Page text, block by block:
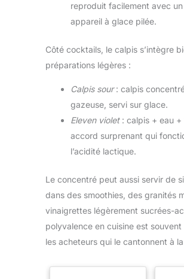
reproduit facilement avec
appareil à glace pilée.
Côté cocktails, le calpis s’intègre
préparations légères :
Calpis sour: calpis
gazeuse, servi sur glace.
Eleven violet: calpis + eau
accord surprenant qui
l’acidité lactique.
Le concentré peut aussi servir de
dans des smoothies, des granités
vinaigrettes légèrement sucrées-
polyvalence en cuisine est
les acheteurs qui le cantonnent à